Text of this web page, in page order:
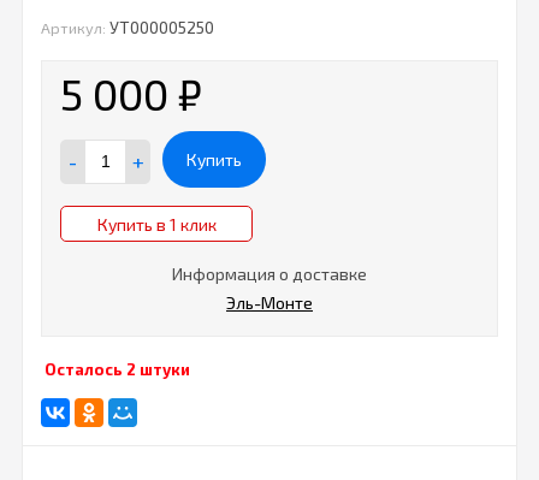
Артикул: УТ000005250
5 000 ₽
- + Купить
Купить в 1 клик
Информация о доставке
Эль-Монте
Осталось 2 штуки